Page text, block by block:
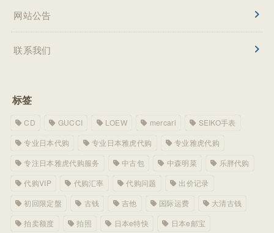
网站公告
联系我们
标签
CD GUCCI LOEW mercari
SEIKO手表
专业日本代购
专业日本雅虎代购
专业雅虎代购
专注日本雅虎代购服务
中古包 中森明菜
乐胖代购
代购VIP
代购汇率 代购问题
出价记录
初回限定盤
古钱 吉他 国际运费
大清古钱
拍卖额度
拍照 日本e特快
日本e邮宝